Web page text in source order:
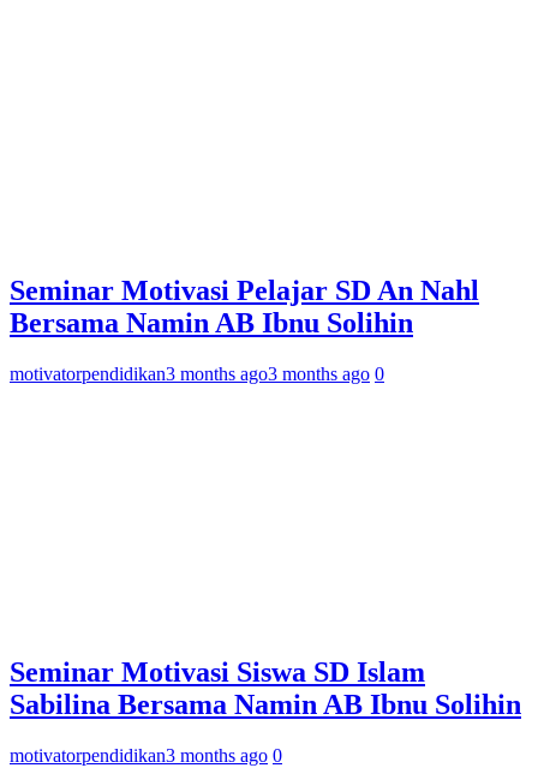
Seminar Motivasi Pelajar SD An Nahl
Bersama Namin AB Ibnu Solihin
motivatorpendidikan3 months ago3 months ago 0
Seminar Motivasi Siswa SD Islam
Sabilina Bersama Namin AB Ibnu Solihin
motivatorpendidikan3 months ago 0